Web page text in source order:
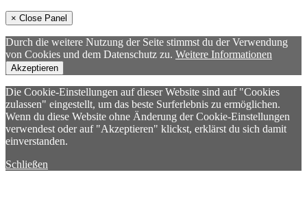
× Close Panel
Durch die weitere Nutzung der Seite stimmst du der Verwendung
von Cookies und dem Datenschutz zu. Weitere Informationen
Akzeptieren
Die Cookie-Einstellungen auf dieser Website sind auf "Cookies
zulassen" eingestellt, um das beste Surferlebnis zu ermöglichen.
Wenn du diese Website ohne Änderung der Cookie-Einstellungen
verwendest oder auf "Akzeptieren" klickst, erklärst du sich damit
einverstanden.
Schließen